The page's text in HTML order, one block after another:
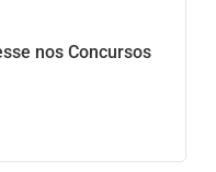
nos Concursos